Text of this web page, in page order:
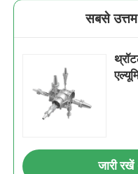
सबसे उत्तम
जारी रखें